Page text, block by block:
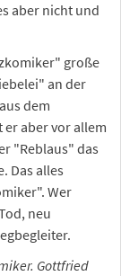
aber nicht und
große
an der
dem
er aber vor allem
"Reblaus" das
Das alles
Wer
neu
Gottfried